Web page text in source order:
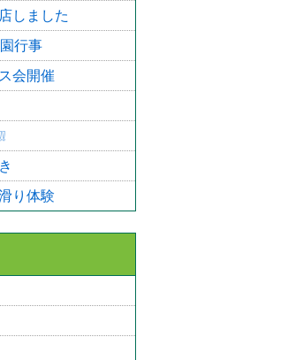
しました
行事
会開催
り体験